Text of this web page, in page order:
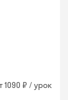
1090 ₽ / урок